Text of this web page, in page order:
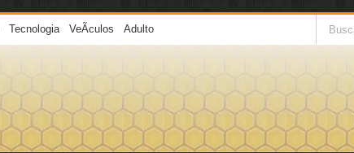
Tecnologia VeÃ­culos Adulto